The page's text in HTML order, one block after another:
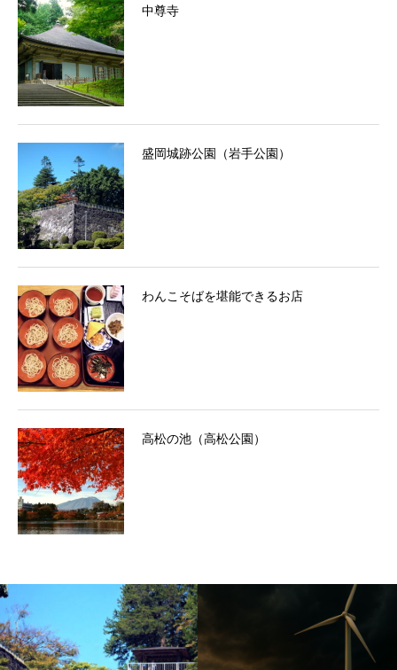
中尊寺
盛岡城跡公園（岩手公園）
わんこそばを堪能できるお店
高松の池（高松公園）